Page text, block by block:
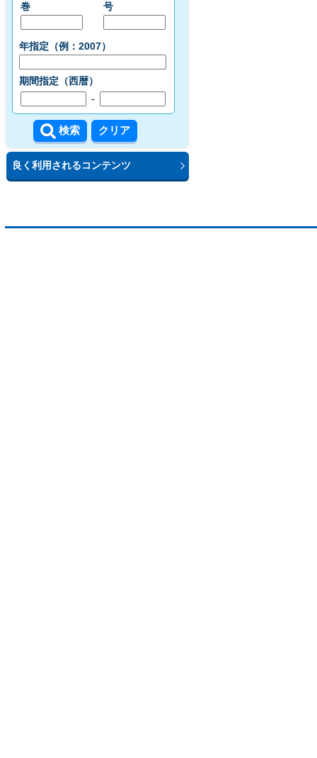
巻 号
年指定（例：2007）
期間指定（西暦）
-
良く利用されるコンテンツ